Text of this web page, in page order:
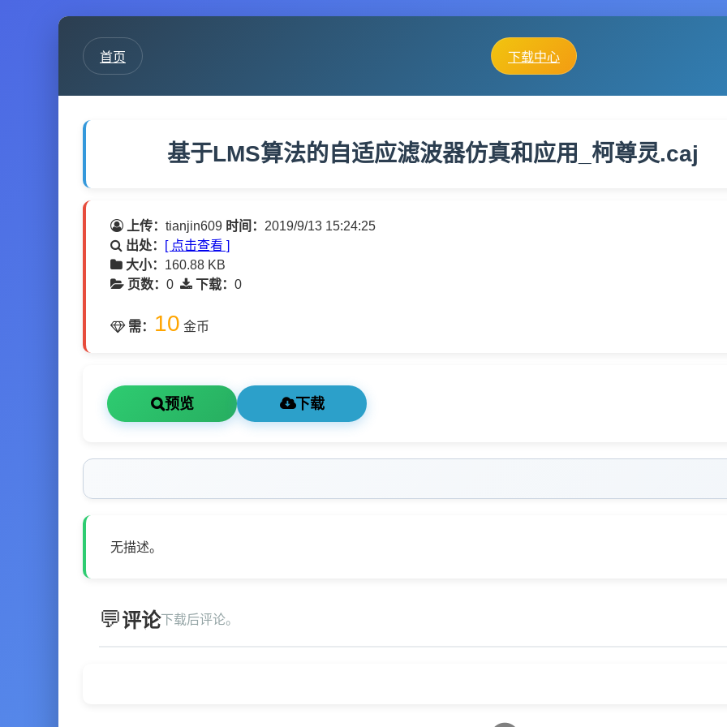
首页 下载中心
基于LMS算法的自适应滤波器仿真和应用_柯尊灵.caj
上传： tianjin609 时间： 2019/9/13 15:24:25
出处：
[ 点击查看 ]
大小： 160.88 KB
页数： 0 下载： 0
需： 10 金币
预览 下载
无描述。
评论下载后评论。